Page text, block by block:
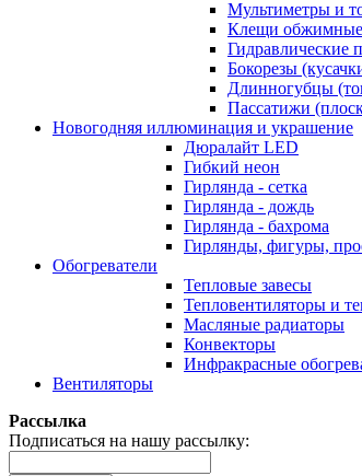
Мультиметры и
Клещи
Гидравлические
Бокорезы
Длинногубцы
Пассатижи
Новогодняя иллюминация и украшение
Дюралайт LED
Гибкий неон
Гирлянда - сетка
Гирлянда - дождь
Гирлянда - бахрома
Гирлянды, фигуры,
Обогреватели
Тепловые завесы
Тепловентиляторы и
Масляные радиаторы
Конвекторы
Инфракрасные
Вентиляторы
Рассылка
Подписаться на нашу рассылку: